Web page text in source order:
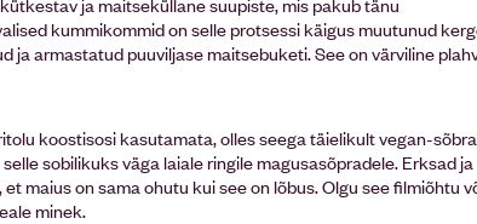
kummikommid on selle protsessi käigus muutunud
ja armastatud puuviljase maitsebuketi. See on värviline
koostisosi kasutamata, olles seega täielikult vegan-
sobilikuks väga laiale ringile magusasõpradele. Erksad ja
maius on sama ohutu kui see on lõbus. Olgu see filmiõhtu
minek.